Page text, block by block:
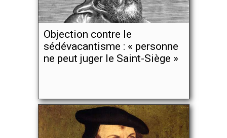
Objection contre le
sédévacantisme : « personne
ne peut juger le Saint-Siège »